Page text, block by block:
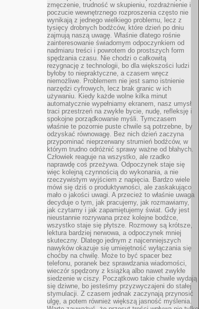
zmęczenie, trudność w skupieniu, rozdrażnienie i
poczucie wewnętrznego rozproszenia często nie
wynikają z jednego wielkiego problemu, lecz z
tysięcy drobnych bodźców, które dzień po dniu
zajmują naszą uwagę. Właśnie dlatego rośnie
zainteresowanie świadomym odpoczynkiem od
nadmiaru treści i powrotem do prostszych form
spędzania czasu. Nie chodzi o całkowitą
rezygnację z technologii, bo dla większości ludzi
byłoby to niepraktyczne, a czasem wręcz
niemożliwe. Problemem nie jest samo istnienie
narzędzi cyfrowych, lecz brak granic w ich
używaniu. Kiedy każde wolne kilka minut
automatycznie wypełniamy ekranem, nasz umysł
traci przestrzeń na zwykłe bycie, nudę, refleksję i
spokojne porządkowanie myśli. Tymczasem
właśnie te pozornie puste chwile są potrzebne, by
odzyskać równowagę. Bez nich dzień zaczyna
przypominać nieprzerwany strumień bodźców, w
którym trudno odróżnić sprawy ważne od błahych.
Człowiek reaguje na wszystko, ale rzadko
naprawdę coś przeżywa. Odpoczynek staje się
więc kolejną czynnością do wykonania, a nie
rzeczywistym wyjściem z napięcia. Bardzo wiele
mówi się dziś o produktywności, ale zaskakująco
mało o jakości uwagi. A przecież to właśnie uwaga
decyduje o tym, jak pracujemy, jak rozmawiamy,
jak czytamy i jak zapamiętujemy świat. Gdy jest
nieustannie rozrywana przez kolejne bodźce,
wszystko staje się płytsze. Rozmowy są krótsze,
lektura bardziej nerwowa, a odpoczynek mniej
skuteczny. Dlatego jednym z najcenniejszych
nawyków okazuje się umiejętność wyłączania się
choćby na chwilę. Może to być spacer bez
telefonu, poranek bez sprawdzania wiadomości,
wieczór spędzony z książką albo nawet zwykłe
siedzenie w ciszy. Początkowo takie chwile wydają
się dziwne, bo jesteśmy przyzwyczajeni do stałej
stymulacji. Z czasem jednak zaczynają przynosić
ulgę, a potem również większą jasność myślenia.